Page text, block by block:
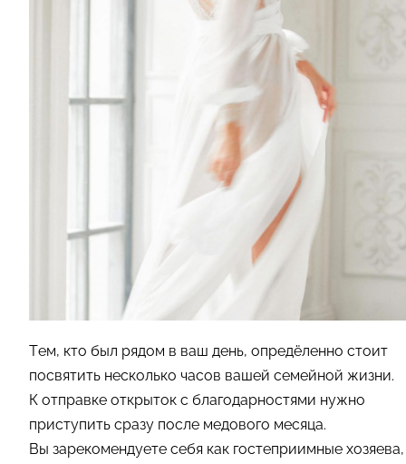
Тем, кто был рядом в ваш день, опредёленно стоит
посвятить несколько часов вашей семейной жизни.
К отправке открыток с благодарностями нужно
приступить сразу после медового месяца.
Вы зарекомендуете себя как гостеприимные хозяева,